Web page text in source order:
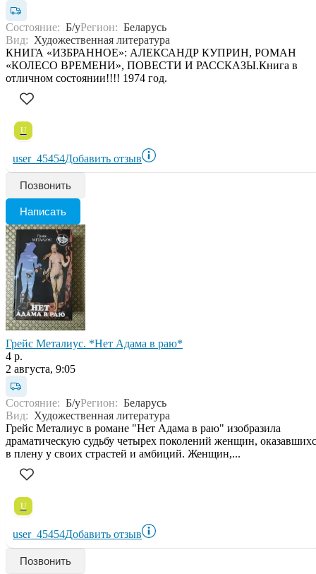
Состояние: Б/уРегион: Беларусь
Вид: Художественная литература
КНИГА «ИЗБРАННОЕ»: АЛЕКСАНДР КУПРИН, РОМАН
«КОЛЕСО ВРЕМЕНИ», ПОВЕСТИ И РАССКАЗЫ.Книга в
отличном состоянии!!!! 1974 год.
U
user_45454Добавить отзыв
Позвонить
Написать
Грейс Металиус. *Нет Адама в раю*
4 р.
2 августа, 9:05
Состояние: Б/уРегион: Беларусь
Вид: Художественная литература
Грейс Металиус в романе "Нет Адама в раю" изобразила
драматическую судьбу четырех поколений женщин,
в плену у своих страстей и амбиций. Женщин,...
U
user_45454Добавить отзыв
Позвонить